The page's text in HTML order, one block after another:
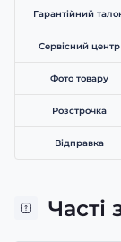
Гарантійний
Сервісний центр
Фото товару
Розстрочка
Відправка
Часті